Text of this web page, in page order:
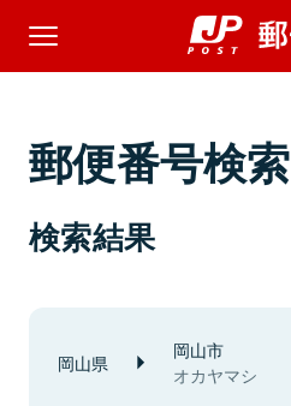
郵便番号検索
検索結果
岡山県 岡山市
オカヤマシ